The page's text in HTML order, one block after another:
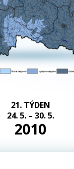
21. TÝDEN
24. 5. – 30. 5.
2010